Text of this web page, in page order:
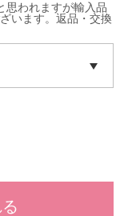
思われますが輸入品
います。返品・交換